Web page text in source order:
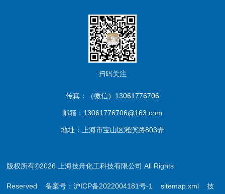
扫码关注
传真：（微信）13061776706
邮箱：13061776706@163.com
地址：上海市宝山区淞滨路803弄
版权所有©2026 上海技舟化工科技有限公司 All Rights
Reserved备案号：沪ICP备2022004181号-1 sitemap.xml 技